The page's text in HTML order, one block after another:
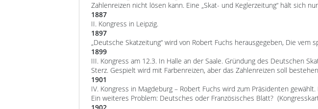
Zahlenreizen nicht lösen kann. Eine „Skat- und Keglerzeitung“ hält sich
1887
II. Kongress in Leipzig.
1897
„Deutsche Skatzeitung“ wird von Robert Fuchs herausgegeben, Die vem
1899
III. Kongress am 12.3. In Halle an der Saale. Gründung des Deutschen
Sterz. Gespielt wird mit Farbenreizen, aber das Zahlenreizen soll
1901
IV. Kongress in Magdeburg – Robert Fuchs wird zum Präsidenten
Ein weiteres Problem: Deutsches oder Französisches Blatt?